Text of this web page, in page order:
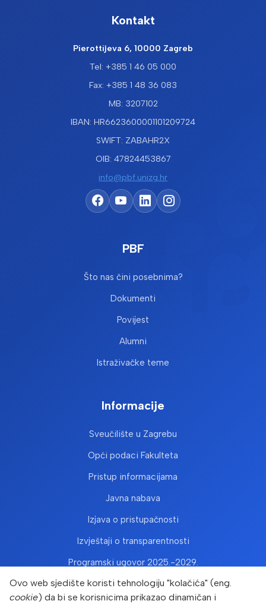
Ovo web sjedište koristi tehnologiju "kolačića" (eng.
cookie) da bi se korisnicima prikazao dinamičan i
Kontakt
Pierottijeva 6, 10000 Zagreb
Tel: +385 1 46 05 000
Fax: +385 1 48 36 083
MB: 3207102
IBAN: HR6623600001101209724
SWIFT: ZABAHR2X
OIB: 47824453867
info@pbf.unizg.hr
PBF
Što nas čini posebnima?
Dokumenti
Povijest
Alumni
Istraživačke teme
Informacije
Sveučilište u Zagrebu
Opći podaci Fakulteta
Pristup informacijama
Javna nabava
Izjava o pristupačnosti
Izvještaji o transparentnosti
Programski ugovor 2025.-2029.